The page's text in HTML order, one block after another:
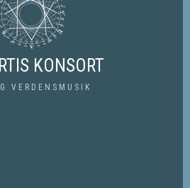
KONSORT
VERDENSMUSIK